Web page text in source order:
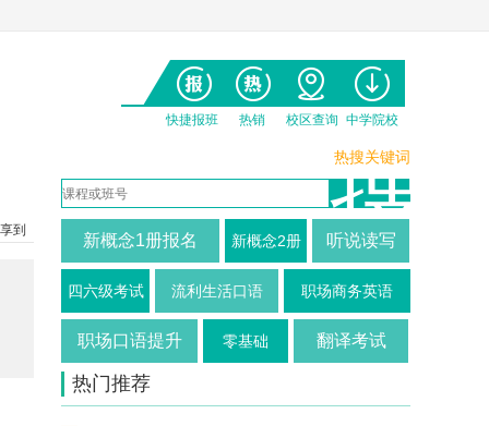
快捷报班 热销 校区查询 中学院校
到
热搜关键词
新概念1册报名 新概念2册 听说读写
四六级考试 流利生活口语 职场商务英语
职场口语提升 零基础 翻译考试
热门推荐